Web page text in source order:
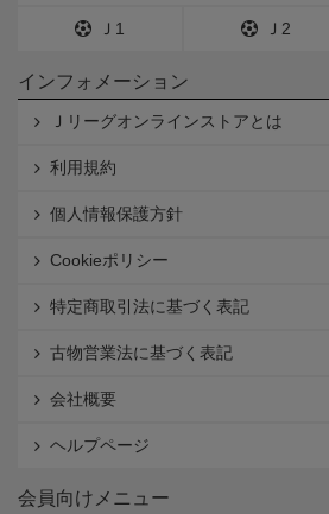
Ｊ1 Ｊ2
インフォメーション
Ｊリーグオンラインストアとは
利用規約
個人情報保護方針
Cookieポリシー
特定商取引法に基づく表記
古物営業法に基づく表記
会社概要
ヘルプページ
会員向けメニュー